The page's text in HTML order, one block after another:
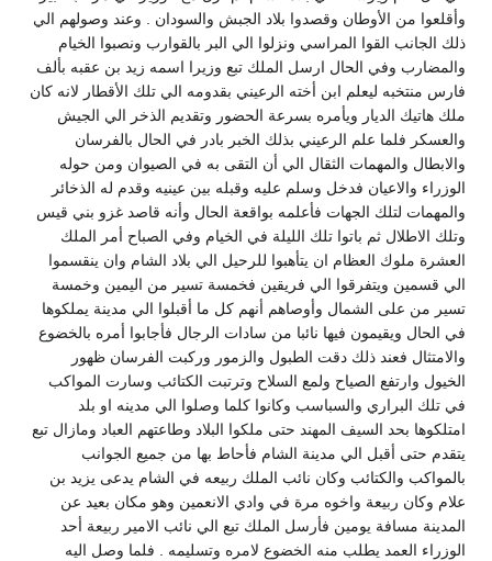
وأقلعوا من الأوطان وقصدوا بلاد الجبش والسودان . وعند وصولهم الي
ذلك الجانب القوا المراسي ونزلوا الي البر بالقوارب ونصبوا الخيام
والمضارب وفي الحال ارسل الملك تبع وزيرا اسمه زيد بن عقبه بألف
فارس منتخبه ليعلم ابن أخته الرعيني بقدومه الي تلك الأقطار لانه كان
ملك هاتيك الديار ويأمره بسرعة الحضور وتقديم الذخر الي الجيش
والعسكر فلما علم الرعيني بذلك الخبر بادر في الحال بالفرسان
والابطال والمهمات الثقال الي أن التقى به في الصيوان ومن حوله
الوزراء والاعيان فدخل وسلم عليه وقبله بين عينيه وقدم له الذخائر
والمهمات لتلك الجهات فأعلمه بواقعة الحال وأنه قاصد غزو بني قيس
وتلك الاطلال ثم باتوا تلك الليلة في الخيام وفي الصباح أمر الملك
العشرة ملوك العظام ان يتأهبوا للرحيل الي بلاد الشام وان ينقسموا
الي قسمين ويتفرقوا الي فريقين فخمسة تسير من اليمين وخمسة
تسير من على الشمال وأوصاهم أنهم كل ما أقبلوا الي مدينة يملكوها
في الحال ويقيمون فيها نائبا من سادات الرجال فأجابوا أمره بالخضوع
والامتثال فعند ذلك دقت الطبول والزمور وركبت الفرسان ظهور
الخيول وارتفع الصياح ولمع السلاح وترتبت الكتائب وسارت المواكب
في تلك البراري والسباسب وكانوا كلما وصلوا الي مدينه او بلد
امتلكوها بحد السيف المهند حتى ملكوا البلاد وطاعتهم العباد ومازال تبع
يتقدم حتى أقبل الي مدينة الشام فأحاط بها من جميع الجوانب
بالمواكب والكتائب وكان نائب الملك ربيعه في الشام يدعى يزيد بن
علام وكان ربيعة واخوه مرة في وادي الانعمين وهو مكان بعيد عن
المدينة مسافة يومين فأرسل الملك تبع الي نائب الامير ربيعة أحد
الوزراء العمد يطلب منه الخضوع لامره وتسليمه . فلما وصل اليه